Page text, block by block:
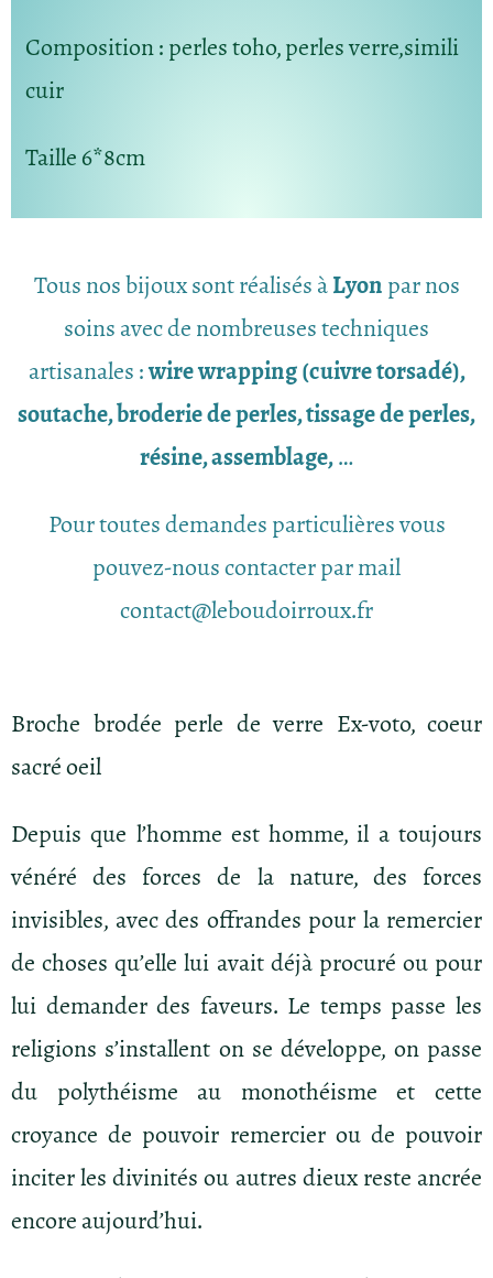
Composition: perles toho, perles verre,simili
cuir
Taille6*8cm
Tous nos bijoux sont réalisés àLyonpar nos
soins avec de nombreuses techniques
artisanales :wire wrapping (cuivre torsadé),
soutache, broderie de perles, tissage de perles,
résine, assemblage,…
Pour toutes demandes particulières vous
pouvez-nous contacter par mail
contact@leboudoirroux.fr
Broche brodée perle de verre Ex-voto, coeur
sacré oeil
Depuis que l’homme est homme, il a toujours
vénéré des forces de la nature, des forces
invisibles, avec des offrandes pour la remercier
de choses qu’elle lui avait déjà procuré ou pour
lui demander des faveurs. Le temps passe les
religions s’installent on se développe, on passe
du polythéisme au monothéisme et cette
croyance de pouvoir remercier ou de pouvoir
inciter les divinités ou autres dieux reste ancrée
encore aujourd’hui.